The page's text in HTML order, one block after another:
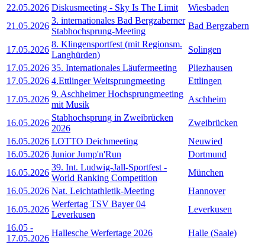
22.05.2026 Diskusmeeting - Sky Is The Limit
Wiesbaden
21.05.2026
3. internationales Bad Bergzaberner
Stabhochsprung-Meeting
Bad Bergzabern
17.05.2026
8. Klingensportfest (mit Regionsm.
Langhürden)
Solingen
17.05.2026 35. Internationales Läufermeeting
Pliezhausen
17.05.2026 4.Ettlinger Weitsprungmeeting
Ettlingen
17.05.2026
9. Aschheimer Hochsprungmeeting
mit Musik
Aschheim
16.05.2026
Stabhochsprung in Zweibrücken
2026
Zweibrücken
16.05.2026 LOTTO Deichmeeting
Neuwied
16.05.2026 Junior Jump'n'Run
Dortmund
16.05.2026
39. Int. Ludwig-Jall-Sportfest -
World Ranking Competition
München
16.05.2026 Nat. Leichtathletik-Meeting
Hannover
16.05.2026
Werfertag TSV Bayer 04
Leverkusen
Leverkusen
16.05 -
17.05.2026
Hallesche Werfertage 2026 Halle (Saale)